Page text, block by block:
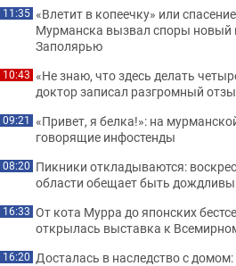
11:35 «Влетит в копеечку» или
Мурманска вызвал споры новый
Заполярью
10:43 «Не знаю, что здесь делать
доктор записал разгромный
09:21 «Привет, я белка!»: на
говорящие инфостенды
08:20 Пикники откладываются:
области обещает быть
16:33 От кота Мурра до японских
открылась выставка к
16:20 Досталась в наследство с